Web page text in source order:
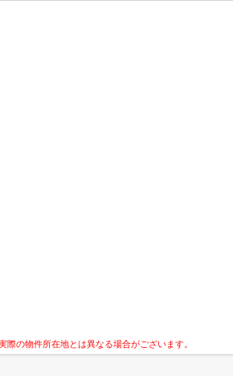
の物件所在地とは異なる場合がございます。